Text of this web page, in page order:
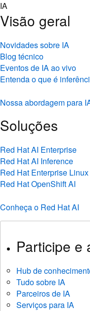
Skip
to
content
IA
Visão geral
Novidades sobre IA
Blog técnico
Eventos de IA ao vivo
Entenda o que é
Nossa abordagem para
Soluções
Red Hat AI Enterprise
Red Hat AI Inference
Red Hat Enterprise Linux
Red Hat OpenShift AI
Conheça o Red Hat AI
Participe e
Hub de
Tudo sobre IA
Parceiros de IA
Serviços para IA